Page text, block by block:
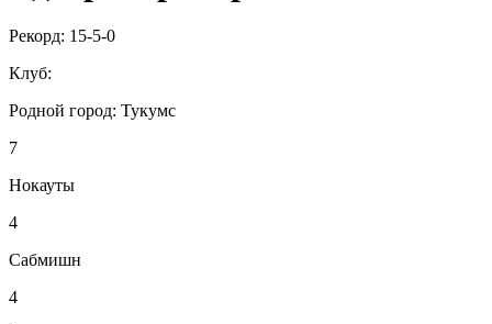
Рекорд: 15-5-0
Клуб:
Родной город: Тукумс
7
Нокауты
4
Сабмишн
4